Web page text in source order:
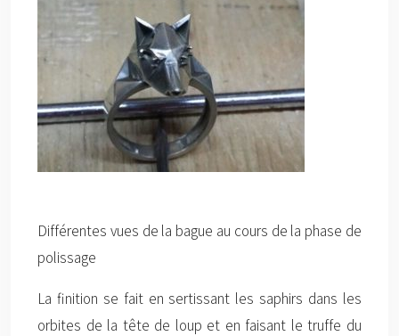
Différentes vues de la bague au cours de la phase de
polissage
La finition se fait en sertissant les saphirs dans les
orbites de la tête de loup et en faisant le truffe du